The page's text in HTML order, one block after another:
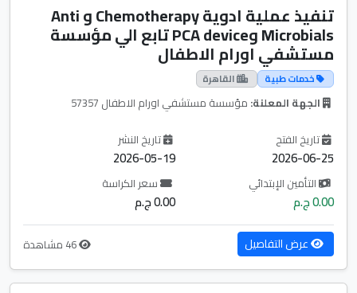
تنفيذ عملية ادوية Chemotherapy و Anti
Microbials وPCA device تابع الي مؤسسة
مستشفي اورام الاطفال
خدمات طبية القاهرة
الجهة المعلنة: مؤسسة مستشفي اورام الاطفال 57357
تاريخ الفتح
2026-06-25
تاريخ النشر
2026-05-19
التأمين الإبتدائي
0.00 ج.م
سعر الكراسة
0.00 ج.م
عرض التفاصيل